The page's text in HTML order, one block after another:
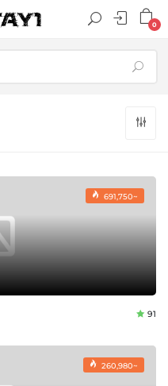
0
691,750~
91
260,980~